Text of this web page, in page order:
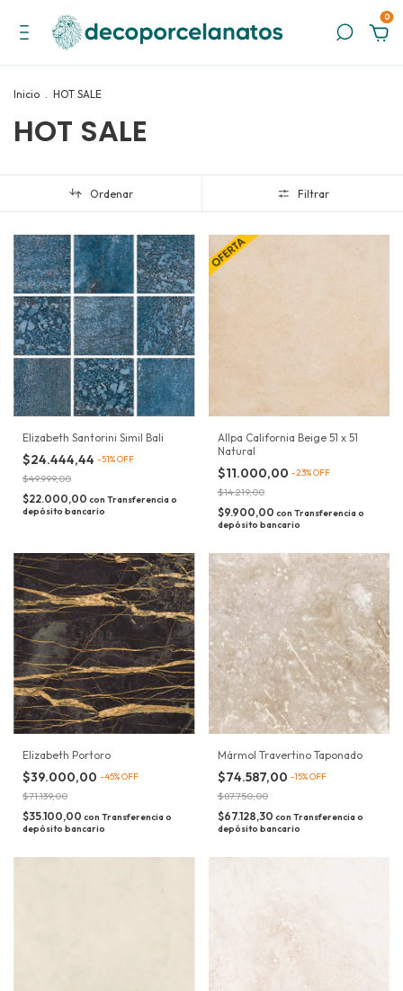
0
Inicio . HOT SALE
HOT SALE
Ordenar Filtrar
Elizabeth Santorini Simil Bali
$24.444,44 -51%OFF
$49.999,00
$22.000,00 con Transferencia o
depósito bancario
Allpa California Beige 51 x 51
Natural
$11.000,00 -23%OFF
$14.219,00
$9.900,00 con Transferencia o
depósito bancario
Elizabeth Portoro
$39.000,00 -45%OFF
$71.139,00
$35.100,00 con Transferencia o
depósito bancario
Mármol Travertino Taponado
$74.587,00 -15%OFF
$87.750,00
$67.128,30 con Transferencia o
depósito bancario